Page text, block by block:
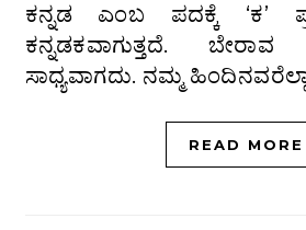
ಕನ್ನಡ ಎಂಬ ಪದಕ್ಕೆ ‘ಕ’ ಪ್ರತ್ಯಯ ಸೇರಿಸಿದರೆ
ಕನ್ನಡಕವಾಗುತ್ತದೆ.
ಸಾಧ್ಯವಾಗದು. ನಮ್ಮ
READ MORE